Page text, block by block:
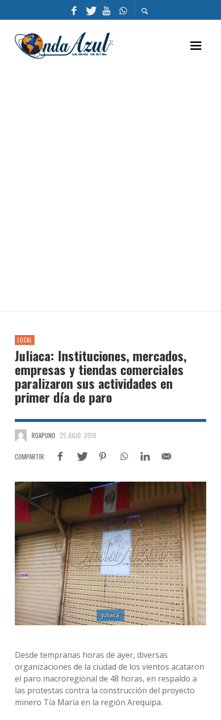
LOCAL
Juliaca: Instituciones, mercados,
empresas y tiendas comerciales
paralizaron sus actividades en
primer día de paro
ROAPUNO 25 JULIO, 2019
Juliaca
Desde tempranas horas de ayer, diversas
organizaciones de la ciudad de los vientos acataron
el paro macroregional de 48 horas, en respaldo a
las protestas contra la construcción del proyecto
minero Tía María en la región Arequipa.